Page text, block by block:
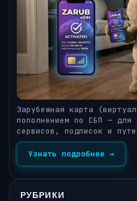
Зарубежная карта
пополнением по СБП — для
сервисов, подписок и
Узнать подробнее →
РУБРИКИ